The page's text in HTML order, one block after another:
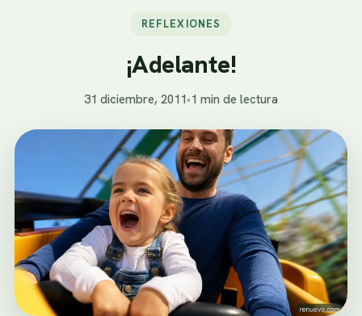
REFLEXIONES
¡Adelante!
31 diciembre, 2011•1 min de lectura